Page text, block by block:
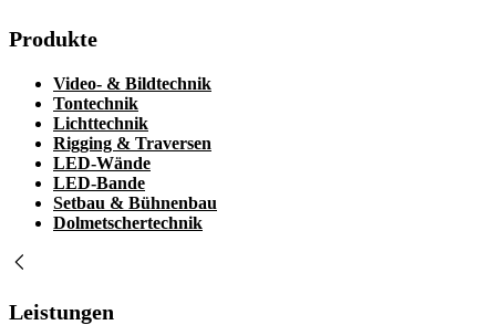
Produkte
Video- & Bildtechnik
Tontechnik
Lichttechnik
Rigging & Traversen
LED-Wände
LED-Bande
Setbau & Bühnenbau
Dolmetschertechnik
Leistungen